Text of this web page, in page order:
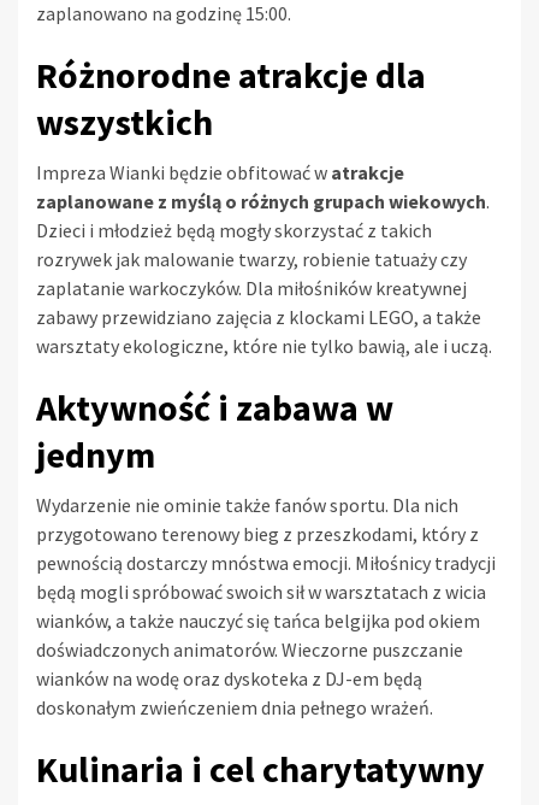
zaplanowano na godzinę 15:00.
Różnorodne atrakcje dla
wszystkich
Impreza Wianki będzie obfitować w atrakcje
zaplanowane z myślą o różnych grupach wiekowych.
Dzieci i młodzież będą mogły skorzystać z takich
rozrywek jak malowanie twarzy, robienie tatuaży czy
zaplatanie warkoczyków. Dla miłośników kreatywnej
zabawy przewidziano zajęcia z klockami LEGO, a także
warsztaty ekologiczne, które nie tylko bawią, ale i uczą.
Aktywność i zabawa w
jednym
Wydarzenie nie ominie także fanów sportu. Dla nich
przygotowano terenowy bieg z przeszkodami, który z
pewnością dostarczy mnóstwa emocji. Miłośnicy tradycji
będą mogli spróbować swoich sił w warsztatach z wicia
wianków, a także nauczyć się tańca belgijka pod okiem
doświadczonych animatorów. Wieczorne puszczanie
wianków na wodę oraz dyskoteka z DJ-em będą
doskonałym zwieńczeniem dnia pełnego wrażeń.
Kulinaria i cel charytatywny